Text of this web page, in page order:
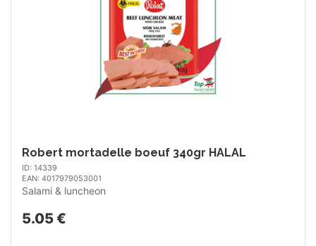
Robert mortadelle boeuf 340gr HALAL
ID: 14339
EAN: 4017979053001
Salami & luncheon
5.05 €